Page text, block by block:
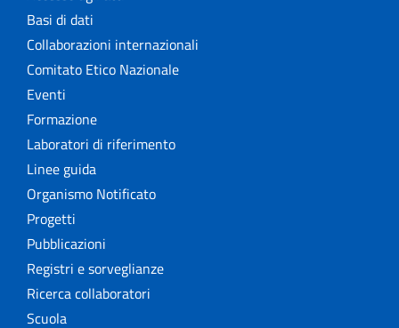
Basi di dati
Collaborazioni internazionali
Comitato Etico Nazionale
Eventi
Formazione
Laboratori di riferimento
Linee guida
Organismo Notificato
Progetti
Pubblicazioni
Registri e sorveglianze
Ricerca collaboratori
Scuola